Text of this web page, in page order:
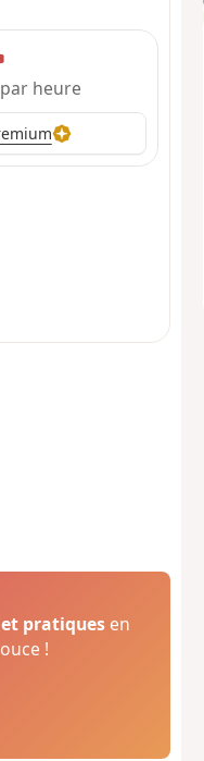
heure
pratiques en
!